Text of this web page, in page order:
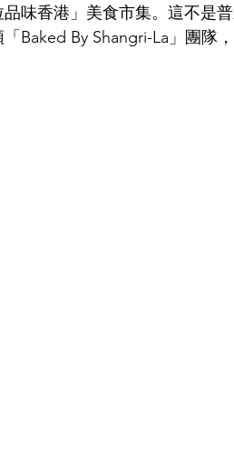
品味香港」美食市集。這不是
「Baked By Shangri-La」團隊